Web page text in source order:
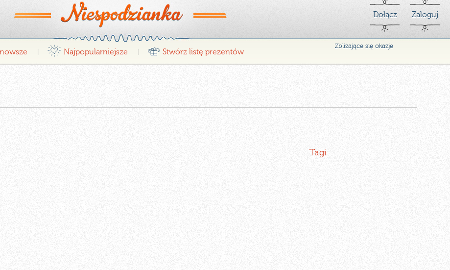
Dołącz Zaloguj
¤ Najpopularniejsze r Stwórz listę prezentów
Zbliżające się okazje
Tagi